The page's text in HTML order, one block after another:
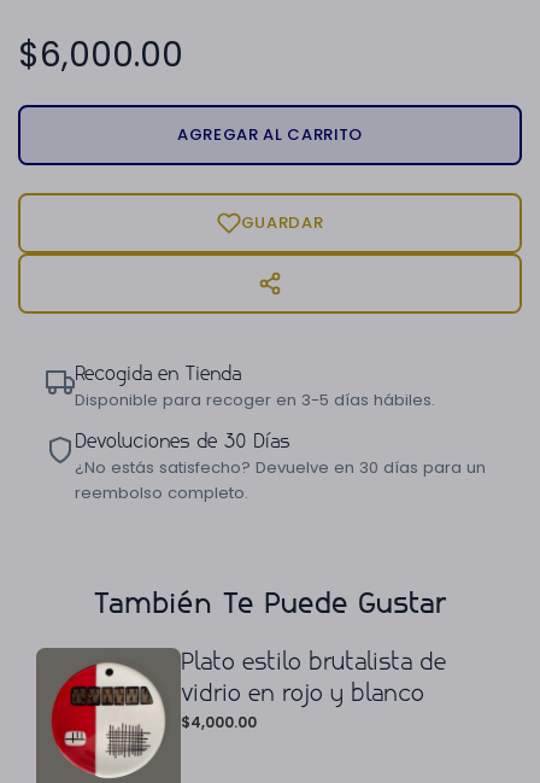
$6,000.00
AGREGAR AL CARRITO
GUARDAR
Recogida en Tienda
Disponible para recoger en 3-5 días hábiles.
Devoluciones de 30 Días
¿No estás satisfecho? Devuelve en 30 días para un
reembolso completo.
También Te Puede Gustar
Plato estilo brutalista de
vidrio en rojo y blanco
$4,000.00